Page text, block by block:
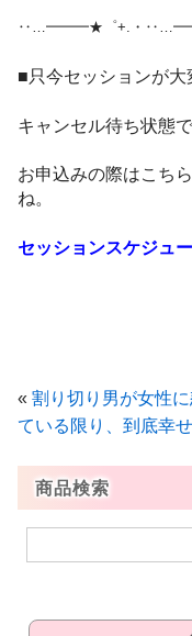
‥…━━━★゜+.・
■只今セッションが大
キャンセル待ち状態
お申込みの際はこち
ね。
セッションスケジュ
« 割り切り男が女性
ている限り、到底幸
商品検索